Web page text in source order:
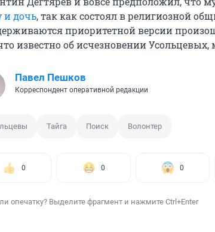
и дочь, так как состоял в религиозной
приоритетной версии
известно об исчезновении
Павел Пешков
Корреспондент оперативной редакции
Тайга Поиск Волонтер
0 0 0
опечатку? Выделите фрагмент и нажмите Ctrl+Enter